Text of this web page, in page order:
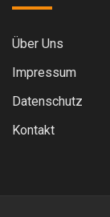
Über Uns
Impressum
Datenschutz
Kontakt